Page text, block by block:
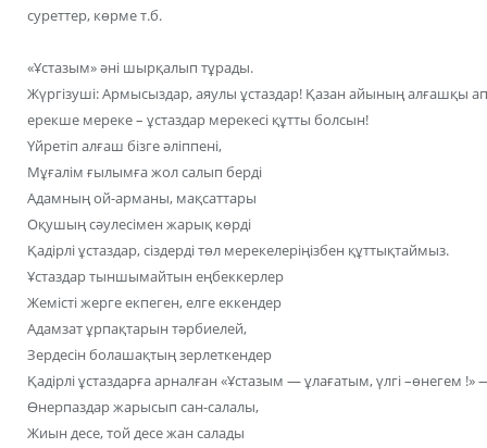
суреттер, көрме т.б.
«Ұстазым» әні шырқалып тұрады.
Жүргізуші: Армысыздар, аяулы ұстаздар! Қазан айының алғашқы
ерекше мереке – ұстаздар мерекесі құтты болсын!
Үйретіп алғаш бізге әліппені,
Мұғалім ғылымға жол салып берді
Адамның ой-арманы, мақсаттары
Оқушың сәулесімен жарық көрді
Қадірлі ұстаздар, сіздерді төл мерекелеріңізбен құттықтаймыз.
Ұстаздар тыншымайтын еңбеккерлер
Жемісті жерге екпеген, елге еккендер
Адамзат ұрпақтарын тәрбиелей,
Зердесін болашақтың зерлеткендер
Қадірлі ұстаздарға арналған «Ұстазым — ұлағатым, үлгі –өнегем !»
Өнерпаздар жарысып сан-салалы,
Жиын десе, той десе жан салады